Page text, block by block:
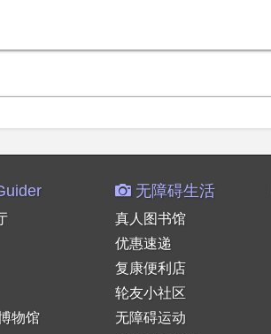
物馆
无障碍生活
真人图书馆
优惠速递
复康便利店
轮友小社区
无障碍运动